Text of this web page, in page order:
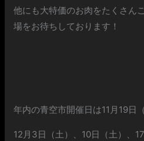
他にも大特価のお肉をたくさん
場をお待ちしております！
年内の青空市開催日は11月19日
12月3日（土）、10日（土）、